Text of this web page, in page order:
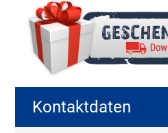
Kontaktdaten